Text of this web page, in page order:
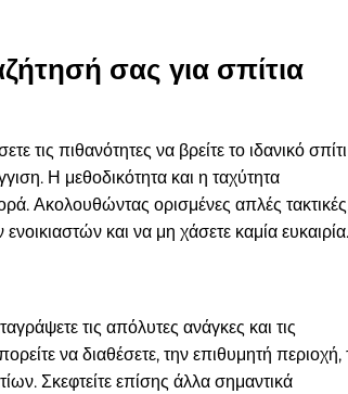
σας για σπίτια
τις πιθανότητες να βρείτε το ιδανικό σπίτι
Η μεθοδικότητα και η ταχύτητα
Ακολουθώντας ορισμένες απλές
και να μη χάσετε καμία ευκαιρία.
τις απόλυτες ανάγκες και τις
να διαθέσετε, την επιθυμητή περιοχή,
Σκεφτείτε επίσης άλλα σημαντικά